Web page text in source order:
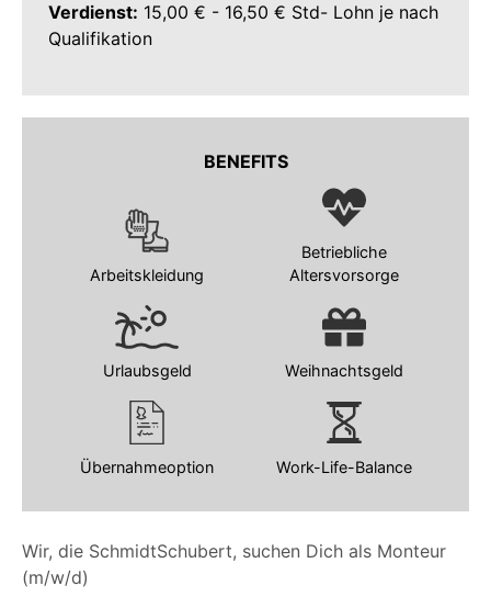
Wir, die SchmidtSchubert, suchen Dich als Monteur
(m/w/d)
Verdienst: 15,00 € - 16,50 € Std- Lohn je nach
Qualifikation
BENEFITS
Arbeitskleidung
Betriebliche
Altersvorsorge
Urlaubsgeld Weihnachtsgeld
Übernahmeoption Work-Life-Balance